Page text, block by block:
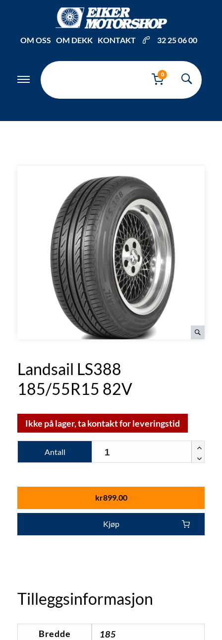
OM OSS OM DEKK KONTAKT 32 25 06 00
0
Landsail LS388
185/55R15 82V
Ikke på lager, ta kontakt for leveringstid
Antall
kr899.00
Kjøp
Tilleggsinformasjon
Bredde 185